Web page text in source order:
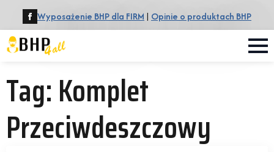
Wyposażenie BHP dla FIRM | Opinie o produktach BHP
Tag:Komplet
Przeciwdeszczowy